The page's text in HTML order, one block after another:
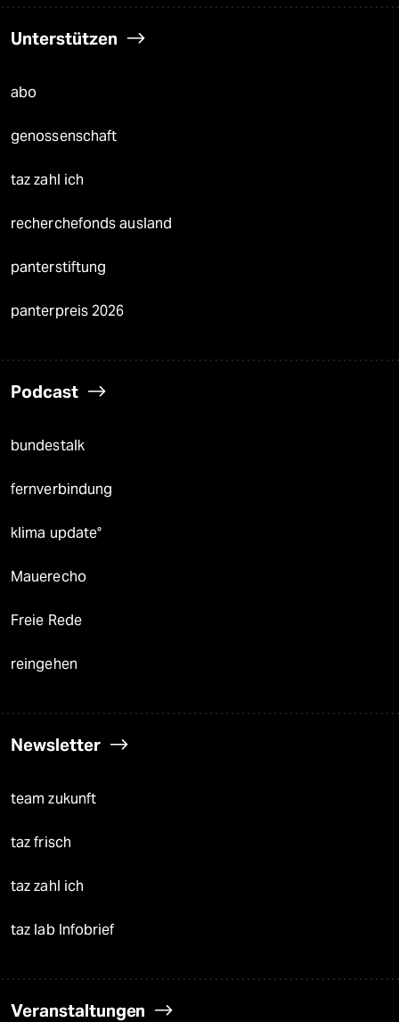
Unterstützen
abo
genossenschaft
taz zahl ich
recherchefonds ausland
panterstiftung
panterpreis 2026
Podcast
bundestalk
fernverbindung
klima update°
Mauerecho
Freie Rede
reingehen
Newsletter
team zukunft
taz frisch
taz zahl ich
taz lab Infobrief
Veranstaltungen